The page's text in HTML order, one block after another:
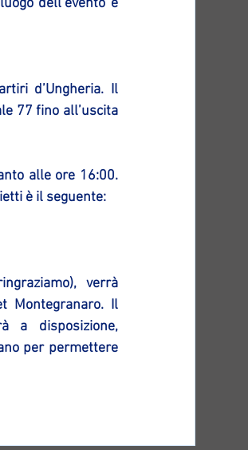
dell’evento e
d’Ungheria. Il
77 fino all’uscita
alle ore 16:00.
è il seguente:
verrà
Montegranaro. Il
a disposizione,
per permettere